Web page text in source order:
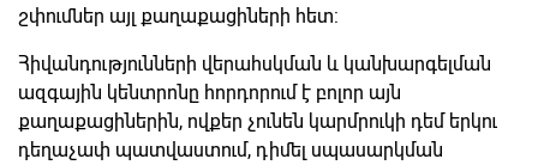
շփումներ այլ քաղաքացիների հետ:
Հիվանդությունների վերահսկման և կանխարգելման
ազգային կենտրոնը հորդորում է բոլոր այն
քաղաքացիներին, ովքեր չունեն կարմրուկի դեմ երկու
դեղաչափ պատվաստում, դիմել սպասարկման